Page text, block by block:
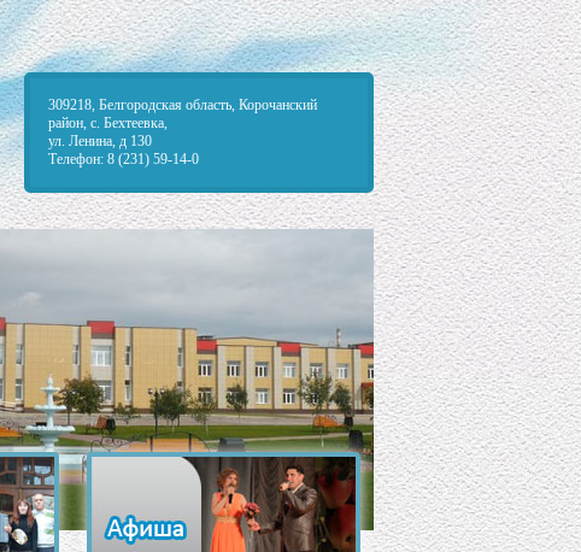
309218, Белгородская область, Корочанский
район, с. Бехтеевка,
ул. Ленина, д 130
Телефон: 8 (231) 59-14-0